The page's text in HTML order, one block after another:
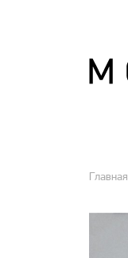
Главная